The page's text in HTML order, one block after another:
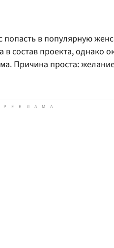
в популярную
состав проекта, однако
Причина проста: